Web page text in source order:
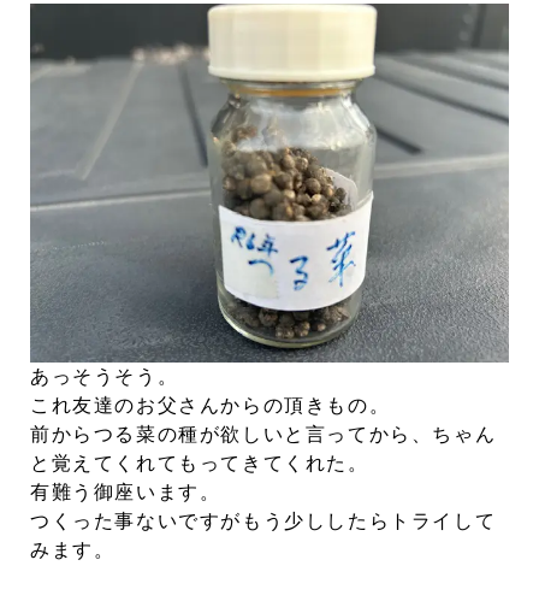
あっそうそう。
これ友達のお父さんからの頂きもの。
前からつる菜の種が欲しいと言ってから、ちゃん
と覚えてくれてもってきてくれた。
有難う御座います。
つくった事ないですがもう少ししたらトライして
みます。